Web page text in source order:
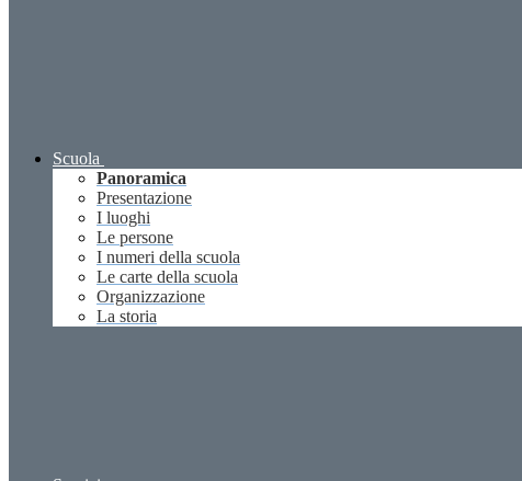
Scuola
Panoramica
Presentazione
I luoghi
Le persone
I numeri della scuola
Le carte della scuola
Organizzazione
La storia